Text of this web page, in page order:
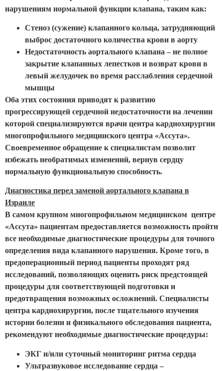
нарушениям нормальной функции клапана, таким как:
Стеноз (сужение) клапанного кольца, затрудняющий
выброс достаточного количества крови в аорту
Недостаточность аортального клапана – не полное
закрытие клапанных лепестков и возврат крови в
левый желудочек во время расслабления сердечной
мышцы
Оба этих состояния приводят к развитию
прогрессирующей сердечной недостаточности на лечении
которой специализируются врачи центра кардиохирургии
многопрофильного медицинского центра «Ассута».
Своевременное обращение к специалистам позволит
избежать необратимых изменений, вернув сердцу
нормальную функциональную способность.
Диагностика перед заменой аортального клапана в
Израиле
В самом крупном многопрофильном медицинском центре
«Ассута» пациентам предоставляется возможность пройти
все необходимые диагностические процедуры для точного
определения вида клапанного нарушения. Кроме того, в
предоперационный период пациенты проходят ряд
исследований, позволяющих оценить риск предстоящей
процедуры для соответствующей подготовки и
предотвращения возможных осложнений. Специалисты
центра кардиохирургии, после тщательного изучения
истории болезни и физикального обследования пациента,
рекомендуют необходимые диагностические процедуры:
ЭКГ и/или суточный мониторинг ритма сердца
Ультразвуковое исследование сердца –